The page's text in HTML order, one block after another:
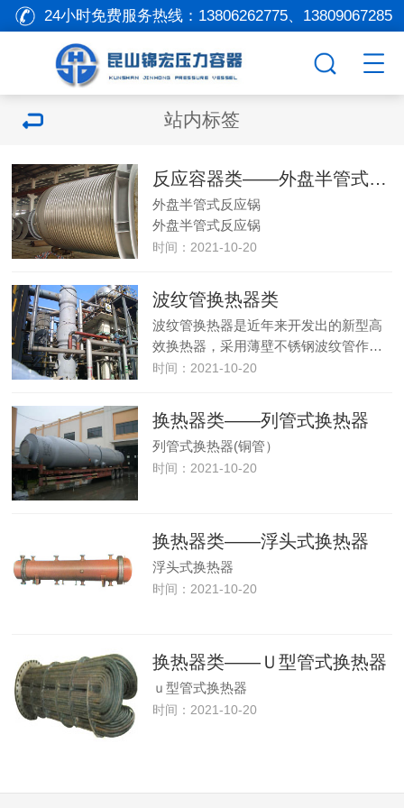
24小时免费服务热线： 13806262775、13809067285
站内标签
反应容器类——外盘半管式反应
外盘半管式反应锅
外盘半管式反应锅
时间：2021-10-20
波纹管换热器类
波纹管换热器是近年来开发出的新型高
效换热器，采用薄壁不锈钢波纹管作…
时间：2021-10-20
换热器类——列管式换热器
列管式换热器(铜管）
时间：2021-10-20
换热器类——浮头式换热器
浮头式换热器
时间：2021-10-20
换热器类——Ｕ型管式换热器
ｕ型管式换热器
时间：2021-10-20